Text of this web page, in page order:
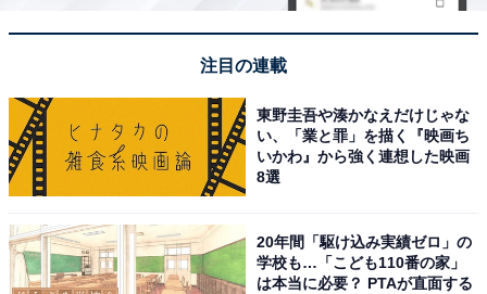
注目の連載
東野圭吾や湊かなえだけじゃな
い、「業と罪」を描く『映画ち
いかわ』から強く連想した映画
8選
20年間「駆け込み実績ゼロ」の
学校も…「こども110番の家」
は本当に必要？ PTAが直面する